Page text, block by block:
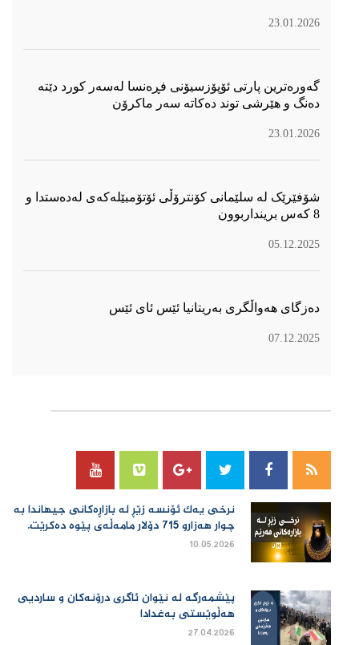
23.01.2026
گەورەترین پارتی ئۆپۆزسیۆنی فڕەنسا لەسەر كورد دێتە
دەنگ و هێرشی توند دەكاتە سەر ماكرۆن
23.01.2026
شۆفێرێک لە سلێمانی کۆنترۆڵی ئۆتۆمبێلەکەی لەدەستدا و
8 کەس برینداربوون
05.12.2025
دەزگای هەواڵگری بەریتانیا ئێس ئای ئێس
07.12.2025
نرخی یەك ئۆنسە زێڕ لە بازاڕەكانی جیهاندا بە
چوار هەزارو 715 دۆلار مامەڵەی پێوە دەكرێت.
10.05.2026
پێشمەرگە لە نێوان ئاگری درۆنەکان و ساردیی
هەڵوێستی بەغدادا
27.04.2026